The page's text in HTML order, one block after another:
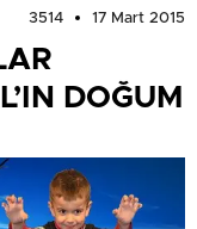
3514 17 Mart 2015
DOĞUM